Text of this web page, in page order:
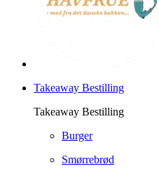
Takeaway Bestilling
Takeaway Bestilling
Burger
Smørrebrød